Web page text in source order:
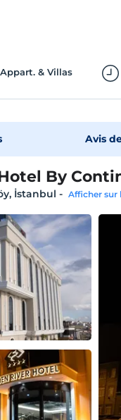
Appart. & Villas
Avis
By
İstanbul - Afficher sur